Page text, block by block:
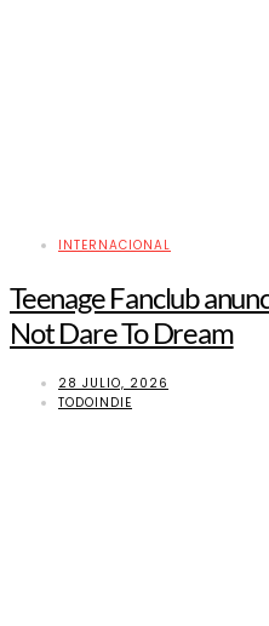
INTERNACIONAL
Teenage Fanclub
Not Dare To Dream
28 JULIO, 2026
TODOINDIE